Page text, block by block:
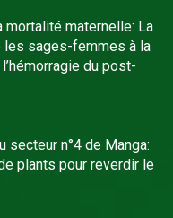
mortalité maternelle: La
les sages-femmes à la
du post-
secteur n°4 de Manga:
plants pour reverdir le